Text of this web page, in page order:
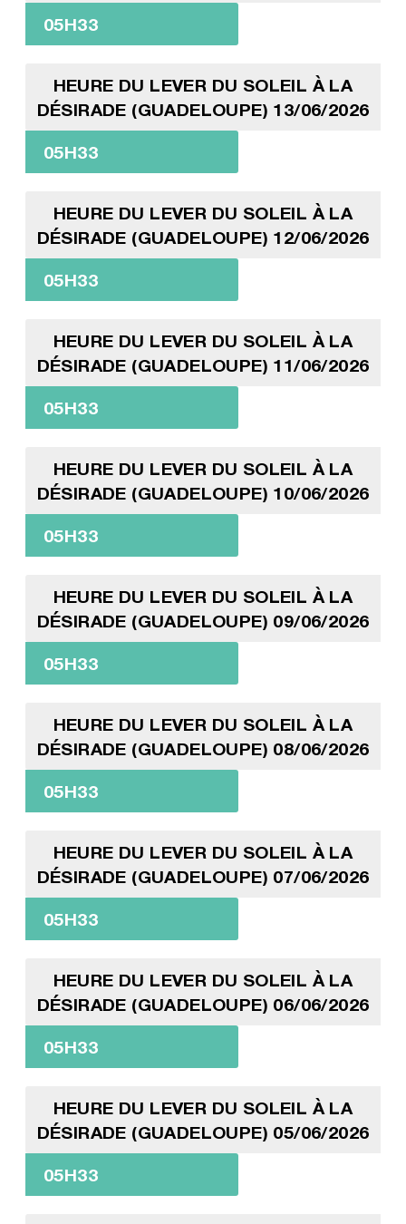
05H33
HEURE DU LEVER DU SOLEIL À LA
DÉSIRADE (GUADELOUPE) 13/06/2026
05H33
HEURE DU LEVER DU SOLEIL À LA
DÉSIRADE (GUADELOUPE) 12/06/2026
05H33
HEURE DU LEVER DU SOLEIL À LA
DÉSIRADE (GUADELOUPE) 11/06/2026
05H33
HEURE DU LEVER DU SOLEIL À LA
DÉSIRADE (GUADELOUPE) 10/06/2026
05H33
HEURE DU LEVER DU SOLEIL À LA
DÉSIRADE (GUADELOUPE) 09/06/2026
05H33
HEURE DU LEVER DU SOLEIL À LA
DÉSIRADE (GUADELOUPE) 08/06/2026
05H33
HEURE DU LEVER DU SOLEIL À LA
DÉSIRADE (GUADELOUPE) 07/06/2026
05H33
HEURE DU LEVER DU SOLEIL À LA
DÉSIRADE (GUADELOUPE) 06/06/2026
05H33
HEURE DU LEVER DU SOLEIL À LA
DÉSIRADE (GUADELOUPE) 05/06/2026
05H33